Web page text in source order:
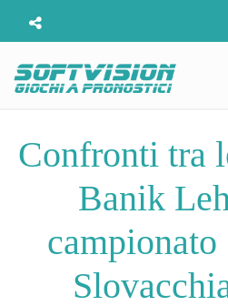
Confronti tra
Banik
campionato